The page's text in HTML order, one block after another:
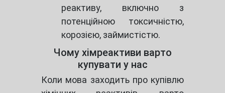
реактиву, включно з
потенційною токсичністю,
корозією, займистістю.
Чому хімреактиви варто
купувати у нас
Коли мова заходить про купівлю